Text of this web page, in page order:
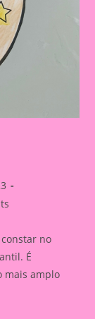
no
É
mais amplo